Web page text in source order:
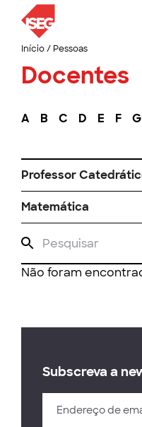
Início/ Pessoas
Docentes
A B C D E F G
Professor
Matemática
Não foram
Subscreva a